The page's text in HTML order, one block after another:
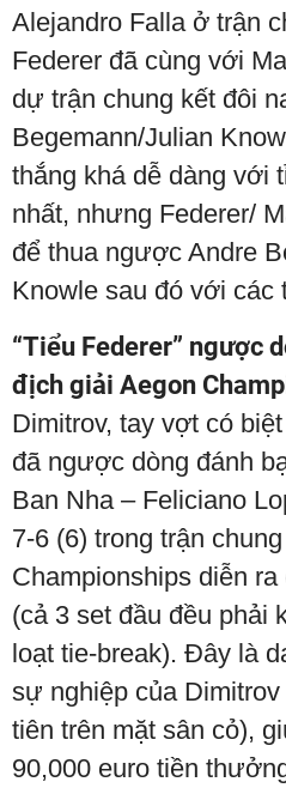
Alejandro Falla ở trận
Federer đã cùng với
dự trận chung kết đôi
Begemann/Julian
thắng khá dễ dàng với
nhất, nhưng Federer/
để thua ngược Andre
Knowle sau đó với các
“Tiểu Federer” ngược
địch giải Aegon
Dimitrov, tay vợt có
đã ngược dòng đánh
Ban Nha – Feliciano
7-6 (6) trong trận
Championships diễn
(cả 3 set đầu đều phải
loạt tie-break). Đây là
sự nghiệp của
tiên trên mặt sân cỏ),
90,000 euro tiền